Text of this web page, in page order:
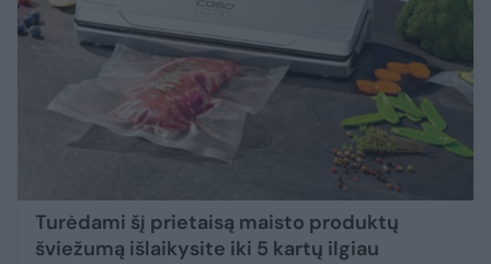
Turėdami šį prietaisą maisto produktų
šviežumą išlaikysite iki 5 kartų ilgiau